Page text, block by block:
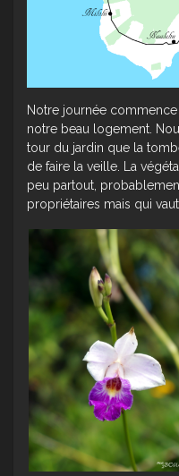
Notre journée
notre beau logement.
tour du jardin que la
de faire la veille. La
peu partout,
propriétaires mais qui